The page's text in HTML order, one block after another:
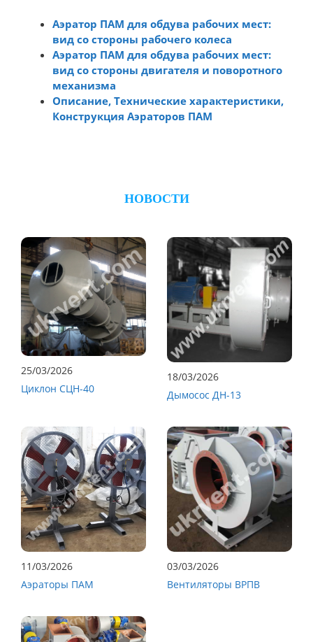
Аэратор ПАМ для обдува рабочих мест:
вид со стороны рабочего колеса
Аэратор ПАМ для обдува рабочих мест:
вид со стороны двигателя и поворотного
механизма
Описание, Технические характеристики,
Конструкция Аэраторов ПАМ
НОВОСТИ
25/03/2026
Циклон СЦН-40
18/03/2026
Дымосос ДН-13
11/03/2026
Аэраторы ПАМ
03/03/2026
Вентиляторы ВРПВ